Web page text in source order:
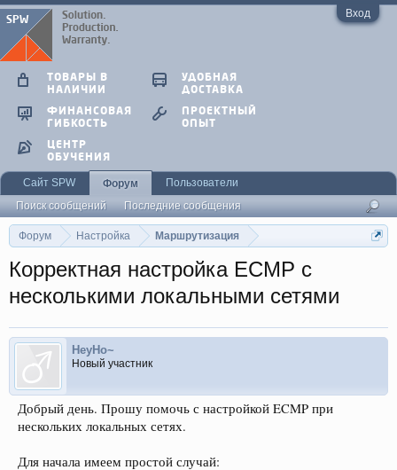
Вход
Форум Настройка Маршрутизация
Корректная настройка ECMP с
несколькими локальными сетями
HeyHo~
Новый участник
Добрый день. Прошу помочь с настройкой ECMP при
нескольких локальных сетях.
Для начала имеем простой случай:
ТОВАРЫ В
НАЛИЧИИ
УДОБНАЯ
ДОСТАВКА
ФИНАНСОВАЯ
ГИБКОСТЬ
ПРОЕКТНЫЙ
ОПЫТ
ЦЕНТР
ОБУЧЕНИЯ
Сайт SPW
Форум
Поиск сообщений
Последние сообщения
Пользователи